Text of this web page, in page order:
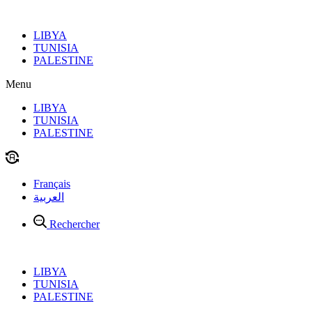
contenuLIBYA
TUNISIA
PALESTINE
Menu
LIBYA
TUNISIA
PALESTINE
Français
العربية
Rechercher
LIBYA
TUNISIA
PALESTINE